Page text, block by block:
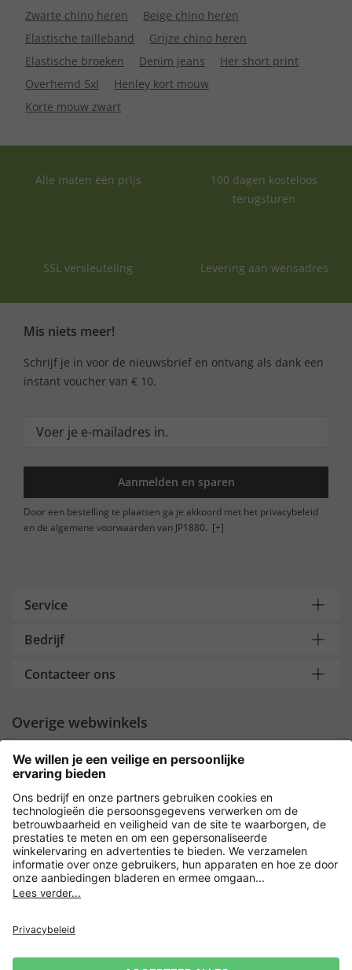
Zwarte chino heren
Beige chino heren
Elastische tailleband
Grijze chino heren
Elastische broeken
Denim jeans
Her short print
Overhemd 5xl
Henley kort mouw
Korte mouw zwart
Alle maten één prijs
100 dagen kosteloos
terugsturen
SSL versleuteling Levering aan wensadres
Mis niets meer!
Schrijf je in voor de nieuwsbrief en ontvang als dank een
instant voucher van € 10.
Aanmelden en sparen
Door een bestelling te plaatsen ga je akkoord met het privacybeleid
en de algemene voorwaarden van JP1880. [+]
Service
Bedrijf
Contacteer ons
Overige webwinkels
Nederland
Payment and Delivery
Versleuteling met